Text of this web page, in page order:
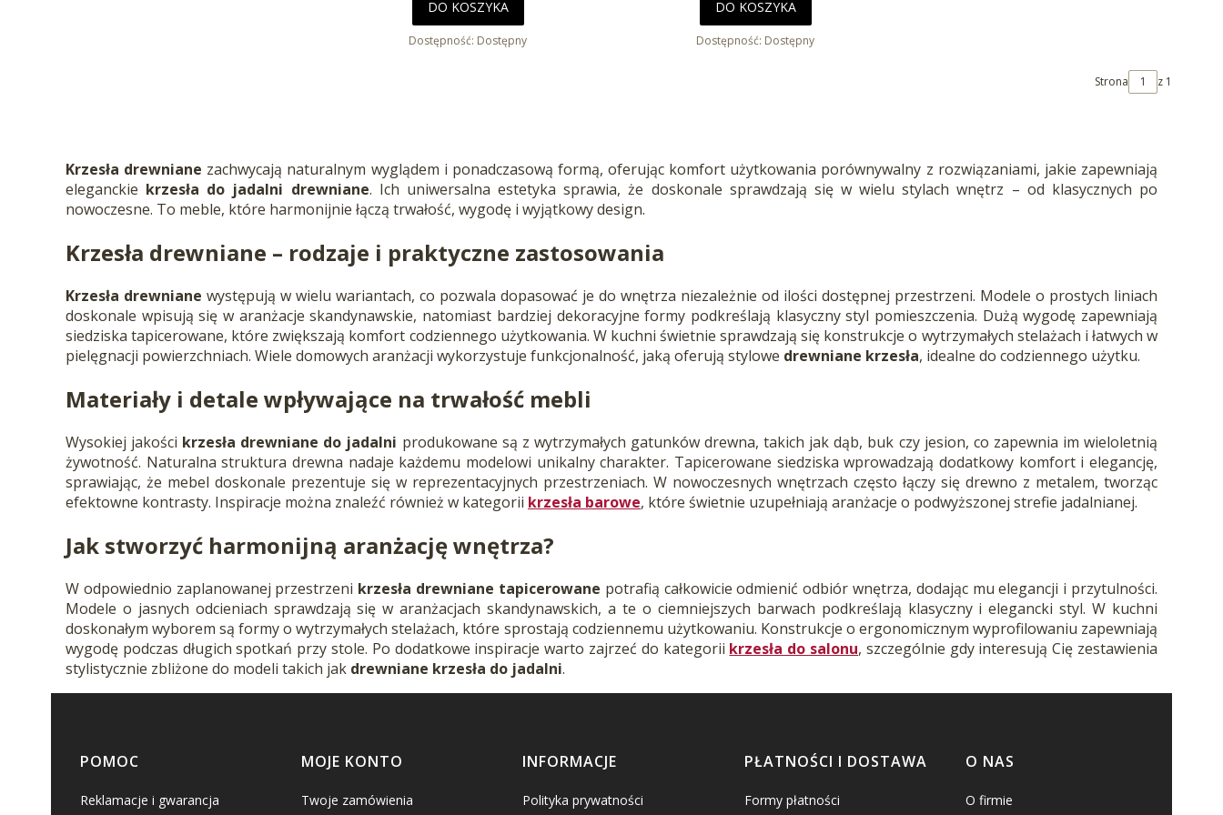
DO KOSZYKA
Dostępność: Dostępny
DO KOSZYKA
Dostępność: Dostępny
Strona z 1
Krzesła drewniane zachwycają naturalnym wyglądem i ponadczasową formą, oferując komfort użytkowania porównywalny z rozwiązaniami, jakie zapewniają
eleganckie krzesła do jadalni drewniane. Ich uniwersalna estetyka sprawia, że doskonale sprawdzają się w wielu stylach wnętrz – od klasycznych po
nowoczesne. To meble, które harmonijnie łączą trwałość, wygodę i wyjątkowy design.
Krzesła drewniane – rodzaje i praktyczne zastosowania
Krzesła drewniane występują w wielu wariantach, co pozwala dopasować je do wnętrza niezależnie od ilości dostępnej przestrzeni. Modele o prostych liniach
doskonale wpisują się w aranżacje skandynawskie, natomiast bardziej dekoracyjne formy podkreślają klasyczny styl pomieszczenia. Dużą wygodę zapewniają
siedziska tapicerowane, które zwiększają komfort codziennego użytkowania. W kuchni świetnie sprawdzają się konstrukcje o wytrzymałych stelażach i łatwych w
pielęgnacji powierzchniach. Wiele domowych aranżacji wykorzystuje funkcjonalność, jaką oferują stylowe drewniane krzesła, idealne do codziennego użytku.
Materiały i detale wpływające na trwałość mebli
Wysokiej jakości krzesła drewniane do jadalni produkowane są z wytrzymałych gatunków drewna, takich jak dąb, buk czy jesion, co zapewnia im wieloletnią
żywotność. Naturalna struktura drewna nadaje każdemu modelowi unikalny charakter. Tapicerowane siedziska wprowadzają dodatkowy komfort i elegancję,
sprawiając, że mebel doskonale prezentuje się w reprezentacyjnych przestrzeniach. W nowoczesnych wnętrzach często łączy się drewno z metalem, tworząc
efektowne kontrasty. Inspiracje można znaleźć również w kategorii krzesła barowe, które świetnie uzupełniają aranżacje o podwyższonej strefie jadalnianej.
Jak stworzyć harmonijną aranżację wnętrza?
W odpowiednio zaplanowanej przestrzeni krzesła drewniane tapicerowane potrafią całkowicie odmienić odbiór wnętrza, dodając mu elegancji i przytulności.
Modele o jasnych odcieniach sprawdzają się w aranżacjach skandynawskich, a te o ciemniejszych barwach podkreślają klasyczny i elegancki styl. W kuchni
doskonałym wyborem są formy o wytrzymałych stelażach, które sprostają codziennemu użytkowaniu. Konstrukcje o ergonomicznym wyprofilowaniu zapewniają
wygodę podczas długich spotkań przy stole. Po dodatkowe inspiracje warto zajrzeć do kategorii krzesła do salonu, szczególnie gdy interesują Cię zestawienia
stylistycznie zbliżone do modeli takich jak drewniane krzesła do jadalni.
Linki w stopce
POMOC
Reklamacje i gwarancja
MOJE KONTO
Twoje zamówienia
INFORMACJE
Polityka prywatności
PŁATNOŚCI I DOSTAWA
Formy płatności
O NAS
O firmie